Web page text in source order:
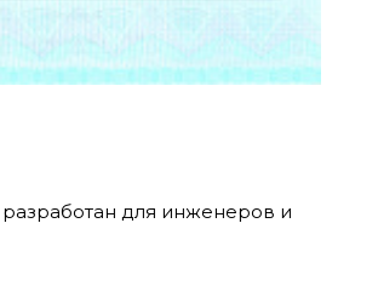
для инженеров и